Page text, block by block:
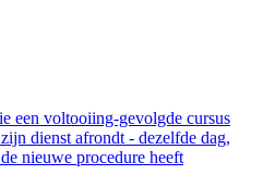
een voltooiing-gevolgde cursus
dienst afrondt - dezelfde dag,
nieuwe procedure heeft